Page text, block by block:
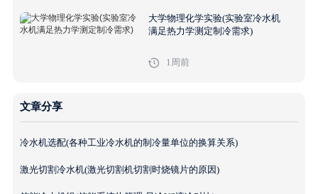
大学物理化学实验(实验室冷水机
满足热力学测定制冷需求)
1周前
文章分享
冷水机选配(各种工业冷水机的制冷量单位的换算关系)
激光切割冷水机(激光切割机切割时烧镜片的原因)